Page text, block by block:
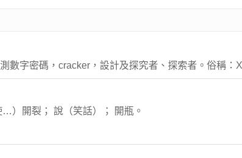
數字密碼，cracker，設計及探究者、探索者。俗稱：
）開裂； 說（笑話）； 開瓶。